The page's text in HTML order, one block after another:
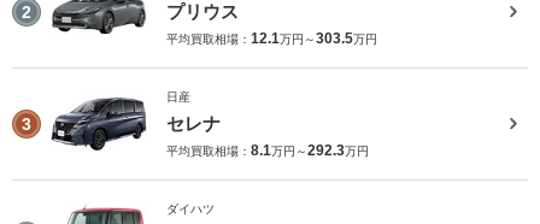
2 プリウス
平均買取相場： 12.1万円～303.5万円
3
日産
セレナ
平均買取相場： 8.1万円～292.3万円
ダイハツ